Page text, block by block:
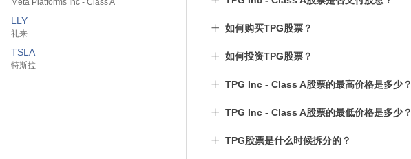
Meta Platforms Inc - Class A
LLY
礼来
TSLA
特斯拉
如何购买TPG股票？
如何投资TPG股票？
TPG Inc - Class A股票的最高价格是多少？
TPG Inc - Class A股票的最低价格是多少？
TPG股票是什么时候拆分的？